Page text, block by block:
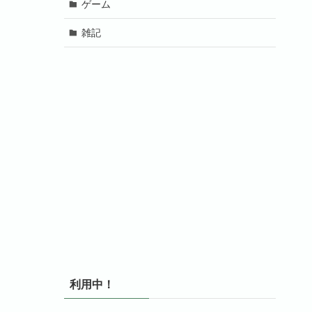
ゲーム
雑記
利用中！